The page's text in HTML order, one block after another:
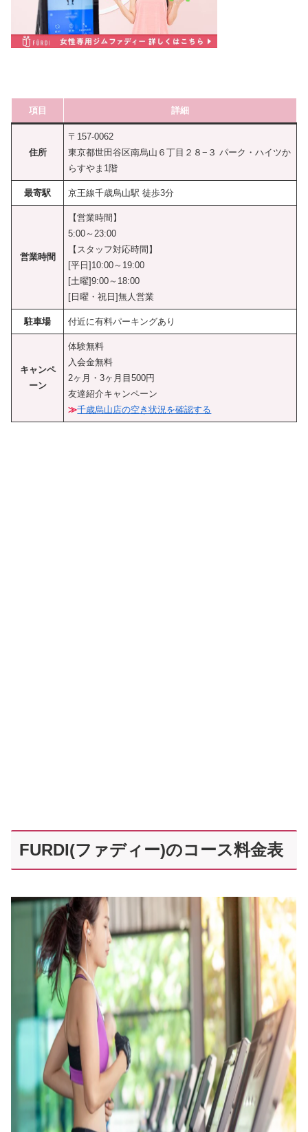
項目 詳細
住所
〒157-0062
東京都世田谷区南烏山６丁目２８−３ パーク・ハイツか
らすやま1階
最寄駅 京王線千歳烏山駅 徒歩3分
営業時間
【営業時間】
5:00～23:00
【スタッフ対応時間】
[平日]10:00～19:00
[土曜]9:00～18:00
[日曜・祝日]無人営業
駐車場 付近に有料パーキングあり
キャンペ
ーン
体験無料
入会金無料
2ヶ月・3ヶ月目500円
友達紹介キャンペーン
≫千歳烏山店の空き状況を確認する
FURDI(ファディー)のコース料金表